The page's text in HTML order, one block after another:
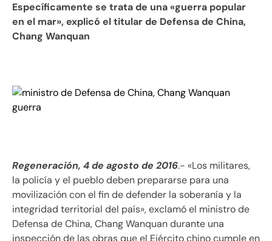
Específicamente se trata de una «guerra popular
en el mar», explicó el titular de Defensa de China,
Chang Wanquan
Regeneración, 4 de agosto de 2016.- «Los militares,
la policía y el pueblo deben prepararse para una
movilización con el fin de defender la soberanía y la
integridad territorial del país», exclamó el ministro de
Defensa de China, Chang Wanquan durante una